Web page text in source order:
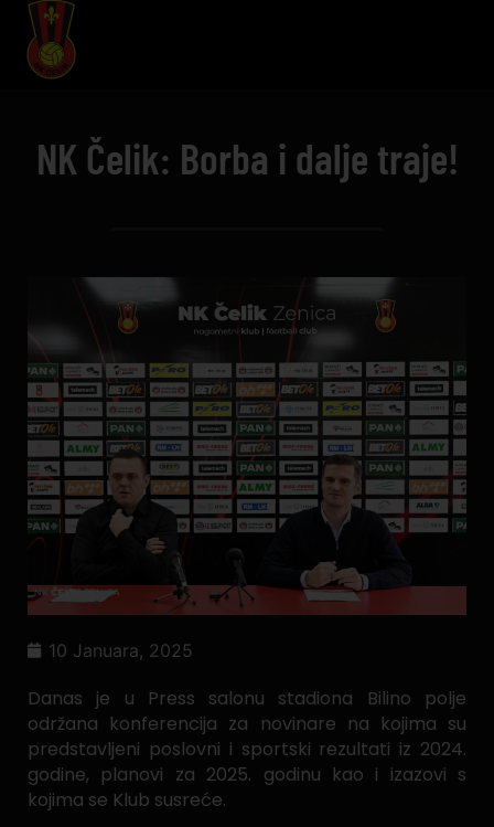
NK Čelik: Borba i dalje traje!
10 Januara, 2025
Danas je u Press salonu stadiona Bilino polje
održana konferencija za novinare na kojima su
predstavljeni poslovni i sportski rezultati iz 2024.
godine, planovi za 2025. godinu kao i izazovi s
kojima se Klub susreće.